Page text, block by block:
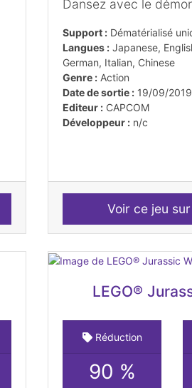
Dansez avec le
Support : Dématérialisé
Langues : Japanese,
German, Italian, Chinese
Genre : Action
Date de sortie : 19/09/2019
Editeur : CAPCOM
Développeur : n/c
Voir ce jeu
LEGO®
Réduction
90 %